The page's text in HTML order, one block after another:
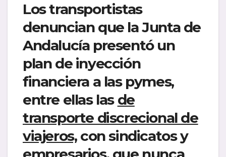
Los transportistas
denuncian que la Junta de
Andalucía presentó un
plan de inyección
financiera a las pymes,
entre ellas las de
transporte discrecional de
viajeros,con sindicatos y